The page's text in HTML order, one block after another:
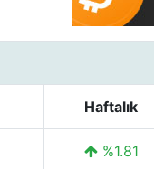
Haftalık
%1.81